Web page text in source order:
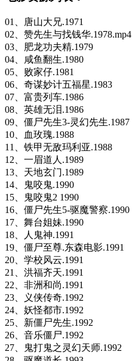
01、唐山大兄.1971
02、赞先生与找钱华.1978.mp4
03、肥龙功夫精.1979
04、咸鱼翻生.1980
05、败家仔.1981
06、奇谋妙计五福星.1983
07、富贵列车.1986
08、英雄无泪.1986
09、僵尸先生3-灵幻先生.1987
10、血玫瑰.1988
11、铁甲无敌玛利亚.1988
12、一眉道人.1989
13、天地玄门.1989
14、鬼咬鬼.1990
15、鬼咬鬼2 1990
16、僵尸先生5-驱魔警察.1990
17、舞台姐妹.1990
18、人鬼神.1991
19、僵尸至尊.东森电影.1991
20、学校风云.1991
21、洪福齐天.1991
22、非洲和尚.1991
23、义侠传奇.1992
24、妖怪都市.1992
25、新僵尸先生.1992
26、音乐僵尸.1992
27、鬼打鬼之灵幻天师.1992